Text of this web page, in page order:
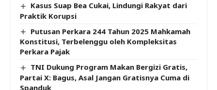
Kasus Suap Bea Cukai, Lindungi Rakyat dari
Praktik Korupsi
Putusan Perkara 244 Tahun 2025 Mahkamah
Konstitusi, Terbelenggu oleh Kompleksitas
Perkara Pajak
TNI Dukung Program Makan Bergizi Gratis,
Partai X: Bagus, Asal Jangan Gratisnya Cuma di
Spanduk